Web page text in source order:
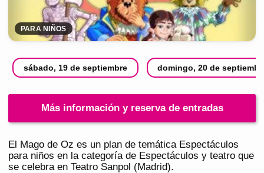
PARA NIÑOS
sábado, 19 de septiembre domingo, 20 de
Más información y reserva de entradas
El Mago de Oz es un plan de temática Espectáculos
para niños en la categoría de Espectáculos y teatro que
se celebra en Teatro Sanpol (Madrid).